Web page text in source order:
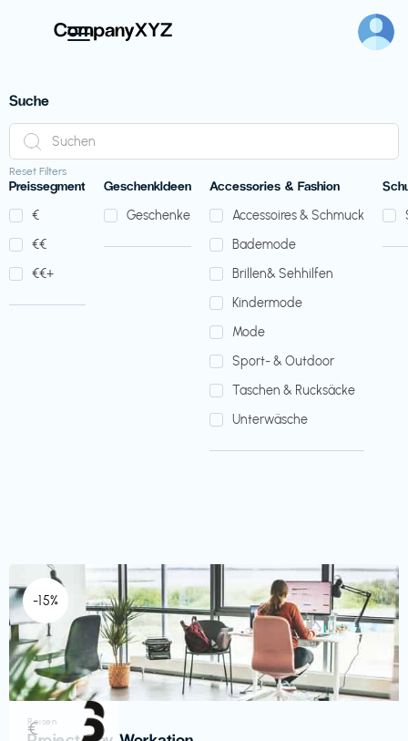
Suche
Reset Filters
Preissegment
€‎
€‎€‎
€‎€‎+
GeschenkIdeen
Geschenke
Accessories & Fashion
Accessoires & Schmuck
Bademode
Brillen& Sehhilfen
Kindermode
Mode
Sport- & Outdoor
Taschen & Rucksäcke
Unterwäsche
-15%
Reisen
€‎